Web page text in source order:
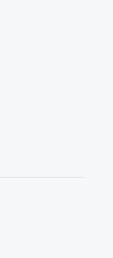
Wert